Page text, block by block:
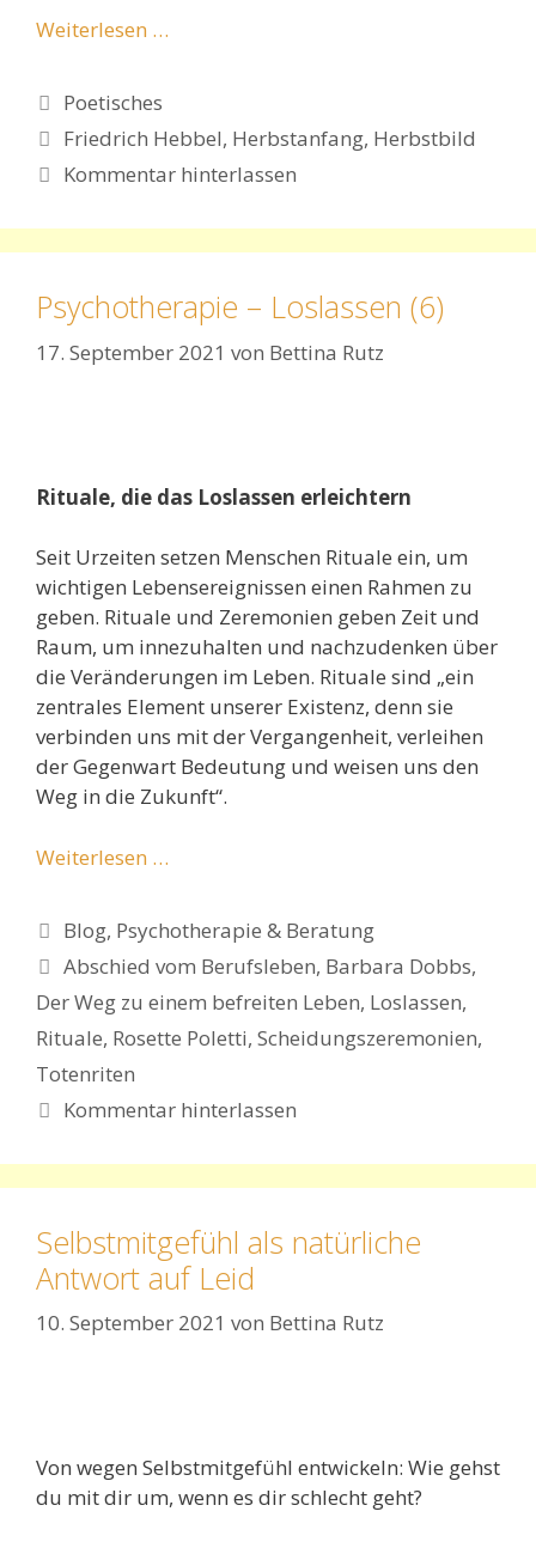
Weiterlesen …
Kategorien
Poetisches
Schlagwörter
Friedrich Hebbel, Herbstanfang, Herbstbild
Kommentar hinterlassen
Psychotherapie – Loslassen (6)
17. September 2021 von Bettina Rutz
Rituale, die das Loslassen erleichtern
Seit Urzeiten setzen Menschen Rituale ein, um
wichtigen Lebensereignissen einen Rahmen zu
geben. Rituale und Zeremonien geben Zeit und
Raum, um innezuhalten und nachzudenken über
die Veränderungen im Leben. Rituale sind „ein
zentrales Element unserer Existenz, denn sie
verbinden uns mit der Vergangenheit, verleihen
der Gegenwart Bedeutung und weisen uns den
Weg in die Zukunft“.
Weiterlesen …
Kategorien
Blog, Psychotherapie & Beratung
Schlagwörter
Abschied vom Berufsleben, Barbara Dobbs,
Der Weg zu einem befreiten Leben, Loslassen,
Rituale, Rosette Poletti, Scheidungszeremonien,
Totenriten
Kommentar hinterlassen
Selbstmitgefühl als natürliche
Antwort auf Leid
10. September 2021 von Bettina Rutz
Von wegen Selbstmitgefühl entwickeln: Wie gehst
du mit dir um, wenn es dir schlecht geht?